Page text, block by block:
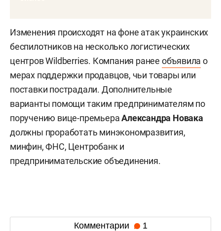
Изменения происходят на фоне атак украинских
беспилотников на несколько логистических
центров Wildberries. Компания ранее объявила о
мерах поддержки продавцов, чьи товары или
поставки пострадали. Дополнительные
варианты помощи таким предпринимателям по
поручению вице-премьераАлександра Новака
должны проработать минэкономразвития,
минфин, ФНС, Центробанк и
предпринимательские объединения.
Комментарии 1